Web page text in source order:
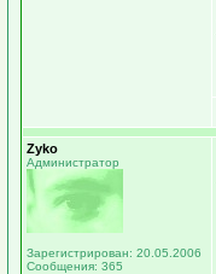
Zyko
Администратор
Зарегистрирован: 20.05.2006
Сообщения: 365